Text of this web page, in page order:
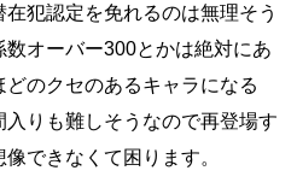
犯認定を免れるのは無理そう
オーバー300とかは絶対にあ
のクセのあるキャラになる
りも難しそうなので再登場す
できなくて困ります。